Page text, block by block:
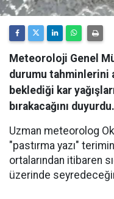
Meteoroloji Genel
durumu tahminlerini
beklediği kar
bırakacağını duyurdu.
Uzman meteorolog
"pastırma yazı"
ortalarından itibaren
üzerinde